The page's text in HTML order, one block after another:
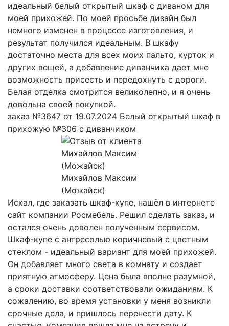
идеальный белый открытый шкаф с диваном для
моей прихожей. По моей просьбе дизайн был
немного изменен в процессе изготовления, и
результат получился идеальным. В шкафу
достаточно места для всех моих пальто, курток и
других вещей, а добавление диванчика дает мне
возможность присесть и передохнуть с дороги.
Белая отделка смотрится великолепно, и я очень
довольна своей покупкой.
заказ №3647 от 19.07.2024 Белый открытый шкаф в
прихожую №306 с диванчиком
Михайлов Максим
(Можайск)
Искал, где заказать шкаф-купе, нашёл в интернете
сайт компании Росмебель. Решил сделать заказ, и
остался очень доволен полученным сервисом.
Шкаф-купе с антресолью коричневый с цветным
стеклом - идеальный вариант для моей прихожей.
Он добавляет много света в комнату и создает
приятную атмосферу. Цена была вполне разумной,
а сроки доставки соответствовали ожиданиям. К
сожалению, во время установки у меня возникли
срочные дела, и пришлось перенести дату. К